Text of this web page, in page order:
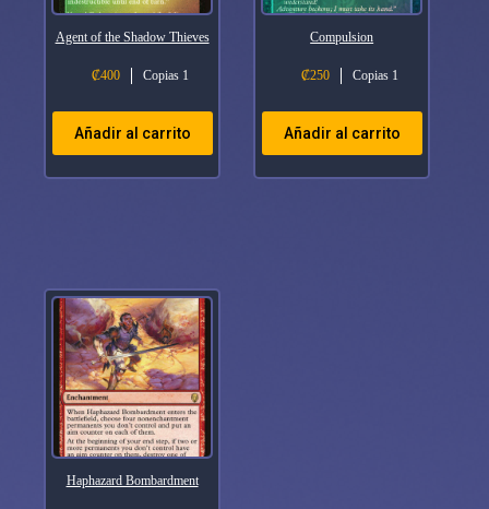
Agent of the Shadow Thieves
₡400 Copias 1
Añadir al carrito
Compulsion
₡250 Copias 1
Añadir al carrito
Haphazard Bombardment